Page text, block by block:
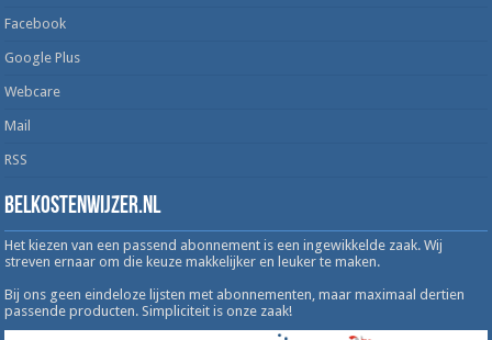
Facebook
Google Plus
Webcare
Mail
RSS
Belkostenwijzer.nl
Het kiezen van een passend abonnement is een ingewikkelde zaak. Wij
streven ernaar om die keuze makkelijker en leuker te maken.
Bij ons geen eindeloze lijsten met abonnementen, maar maximaal dertien
passende producten. Simpliciteit is onze zaak!